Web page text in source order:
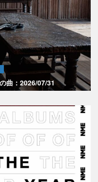
曲：2026/07/31